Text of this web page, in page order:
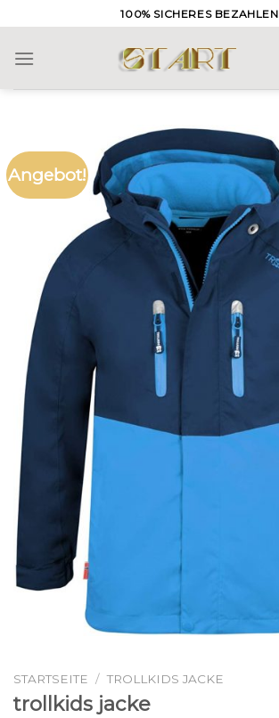
to
content
100% SICHERES BEZAHLEN
Angebot!
STARTSEITE / TROLLKIDS JACKE
trollkids jacke